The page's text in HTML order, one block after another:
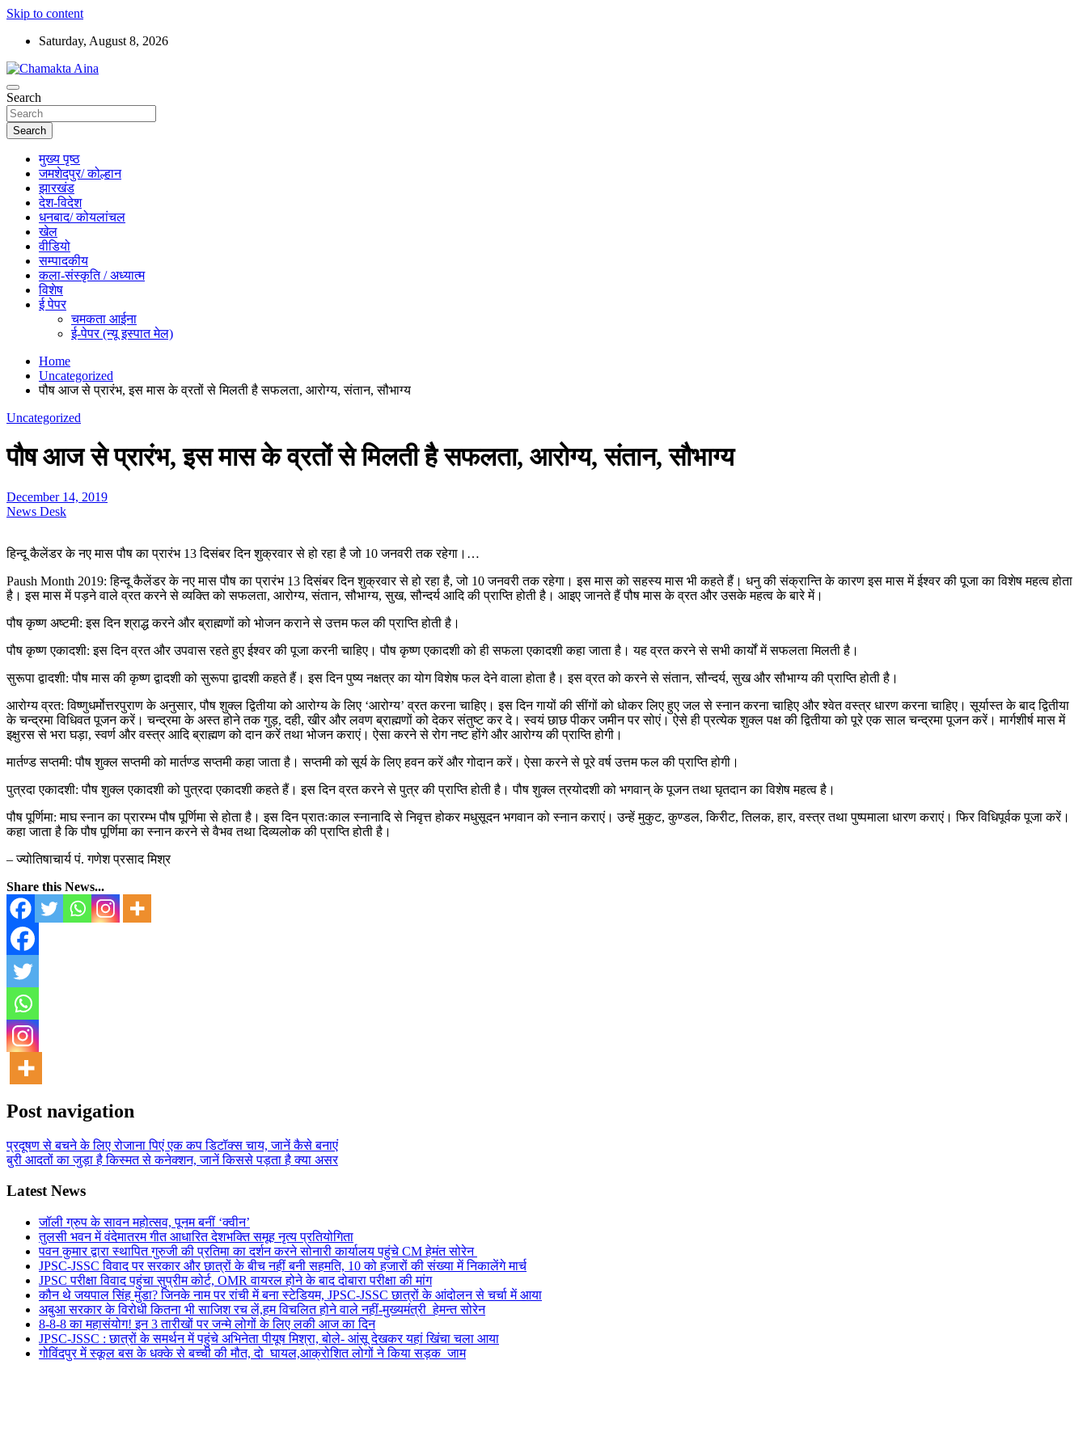
Skip to content
Saturday, August 8, 2026
Chamakta Aina
Hindi News Paper – Jharkhand
Search
Search
मुख्य पृष्ठ
जमशेदपुर/ कोल्हान
झारखंड
देश-विदेश
धनबाद/ कोयलांचल
खेल
वीडियो
सम्पादकीय
कला-संस्कृति / अध्यात्म
विशेष
ई पेपर
चमकता आईना
ई-पेपर (न्यू इस्पात मेल)
Home
Uncategorized
पौष आज से प्रारंभ, इस मास के व्रतों से मिलती है सफलता, आरोग्य, संतान, सौभाग्य
Uncategorized
पौष आज से प्रारंभ, इस मास के व्रतों से मिलती है सफलता, आरोग्य, संतान, सौभाग्य
December 14, 2019
News Desk
हिन्दू कैलेंडर के नए मास पौष का प्रारंभ 13 दिसंबर दिन शुक्रवार से हो रहा है जो 10 जनवरी तक रहेगा।…
Paush Month 2019: हिन्दू कैलेंडर के नए मास पौष का प्रारंभ 13 दिसंबर दिन शुक्रवार से हो रहा है, जो 10 जनवरी तक रहेगा। इस मास को सहस्य मास भी कहते हैं। धनु की संक्रान्ति के कारण इस मास में ईश्वर की पूजा का विशेष महत्व होता
है। इस मास में पड़ने वाले व्रत करने से व्यक्ति को सफलता, आरोग्य, संतान, सौभाग्य, सुख, सौन्दर्य आदि की प्राप्ति होती है। आइए जानते हैं पौष मास के व्रत और उसके महत्व के बारे में।
पौष कृष्ण अष्टमी: इस दिन श्राद्ध करने और ब्राह्मणों को भोजन कराने से उत्तम फल की प्राप्ति होती है।
पौष कृष्ण एकादशी: इस दिन व्रत और उपवास रहते हुए ईश्वर की पूजा करनी चाहिए। पौष कृष्ण एकादशी को ही सफला एकादशी कहा जाता है। यह व्रत करने से सभी कार्यों में सफलता मिलती है।
सुरूपा द्वादशी: पौष मास की कृष्ण द्वादशी को सुरूपा द्वादशी कहते हैं। इस दिन पुष्य नक्षत्र का योग विशेष फल देने वाला होता है। इस व्रत को करने से संतान, सौन्दर्य, सुख और सौभाग्य की प्राप्ति होती है।
आरोग्य व्रत: विष्णुधर्मोत्तरपुराण के अनुसार, पौष शुक्ल द्वितीया को आरोग्य के लिए ‘आरोग्य’ व्रत करना चाहिए। इस दिन गायों की सींगों को धोकर लिए हुए जल से स्नान करना चाहिए और श्वेत वस्त्र धारण करना चाहिए। सूर्यास्त के बाद द्वितीया
के चन्द्रमा विधिवत पूजन करें। चन्द्रमा के अस्त होने तक गुड़, दही, खीर और लवण ब्राह्मणों को देकर संतुष्ट कर दे। स्वयं छाछ पीकर जमीन पर सोएं। ऐसे ही प्रत्येक शुक्ल पक्ष की द्वितीया को पूरे एक साल चन्द्रमा पूजन करें। मार्गशीर्ष मास में
इक्षुरस से भरा घड़ा, स्वर्ण और वस्त्र आदि ब्राह्मण को दान करें तथा भोजन कराएं। ऐसा करने से रोग नष्ट होंगे और आरोग्य की प्राप्ति होगी।
मार्तण्ड सप्तमी: पौष शुक्ल सप्तमी को मार्तण्ड सप्तमी कहा जाता है। सप्तमी को सूर्य के लिए हवन करें और गोदान करें। ऐसा करने से पूरे वर्ष उत्तम फल की प्राप्ति होगी।
पुत्रदा एकादशी: पौष शुक्ल एकादशी को पुत्रदा एकादशी कहते हैं। इस दिन व्रत करने से पुत्र की प्राप्ति होती है। पौष शुक्ल त्रयोदशी को भगवान् के पूजन तथा घृतदान का विशेष महत्व है।
पौष पूर्णिमा: माघ स्नान का प्रारम्भ पौष पूर्णिमा से होता है। इस दिन प्रातःकाल स्नानादि से निवृत्त होकर मधुसूदन भगवान को स्नान कराएं। उन्हें मुकुट, कुण्डल, किरीट, तिलक, हार, वस्त्र तथा पुष्पमाला धारण कराएं। फिर विधिपूर्वक पूजा करें।
कहा जाता है कि पौष पूर्णिमा का स्नान करने से वैभव तथा दिव्यलोक की प्राप्ति होती है।
– ज्योतिषाचार्य पं. गणेश प्रसाद मिश्र
Share this News...
Post navigation
प्रदूषण से बचने के लिए रोजाना पिएं एक कप डिटॉक्स चाय, जानें कैसे बनाएं
बुरी आदतों का जुड़ा है किस्मत से कनेक्शन, जानें किससे पड़ता है क्या असर
Latest News
जॉली ग्रुप के सावन महोत्सव, पूनम बनीं ‘क्वीन’
तुलसी भवन में वंदेमातरम गीत आधारित देशभक्ति समूह नृत्य प्रतियोगिता
पवन कुमार द्वारा स्थापित गुरुजी की प्रतिमा का दर्शन करने सोनारी कार्यालय पहुंचे CM हेमंत सोरेन
JPSC-JSSC विवाद पर सरकार और छात्रों के बीच नहीं बनी सहमति, 10 को हजारों की संख्या में निकालेंगे मार्च
JPSC परीक्षा विवाद पहुंचा सुप्रीम कोर्ट, OMR वायरल होने के बाद दोबारा परीक्षा की मांग
कौन थे जयपाल सिंह मुंडा? जिनके नाम पर रांची में बना स्टेडियम, JPSC-JSSC छात्रों के आंदोलन से चर्चा में आया
अबुआ सरकार के विरोधी कितना भी साजिश रच लें,हम विचलित होने वाले नहीं-मुख्यमंत्री हेमन्त सोरेन
8-8-8 का महासंयोग! इन 3 तारीखों पर जन्मे लोगों के लिए लकी आज का दिन
JPSC-JSSC : छात्रों के समर्थन में पहुंचे अभिनेता पीयूष मिश्रा, बोले- आंसू देखकर यहां खिंचा चला आया
गोविंदपुर में स्कूल बस के धक्के से बच्ची की मौत, दो घायल,आक्रोशित लोगों ने किया सड़क जाम